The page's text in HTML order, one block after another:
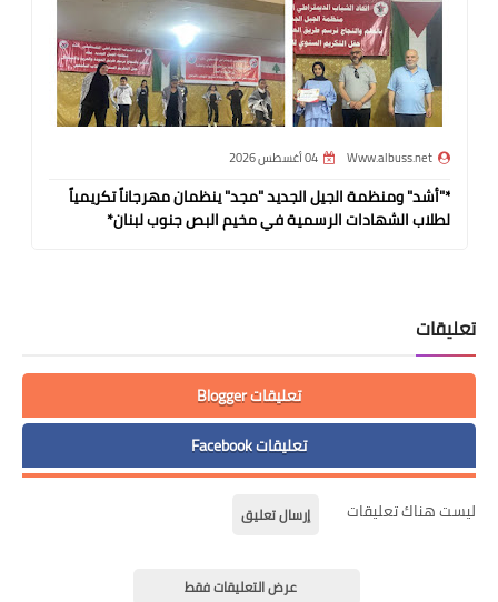
Www.albuss.net 04 أغسطس 2026
*"أشد" ومنظمة الجيل الجديد "مجد" ينظمان مهرجاناً تكريمياً
لطلاب الشهادات الرسمية في مخيم البص جنوب لبنان*
تعليقات
تعليقات Blogger
تعليقات Facebook
ليست هناك تعليقات إرسال تعليق
عرض التعليقات فقط